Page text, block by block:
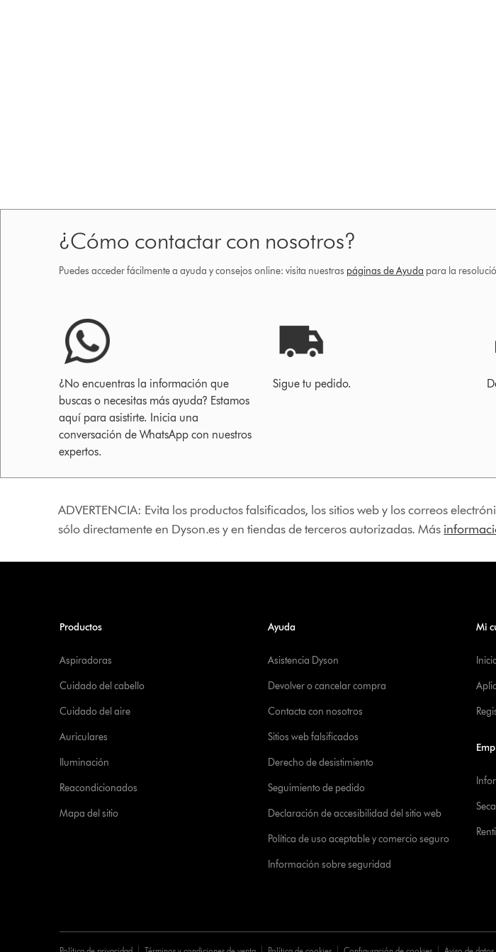
¿Cómo contactar con nosotros?
Puedes acceder fácilmente a ayuda y consejos online: visita nuestras páginas de Ayuda para la
¿No encuentras la información que
buscas o necesitas más ayuda? Estamos
aquí para asistirte. Inicia una
conversación de WhatsApp con nuestros
expertos.
Sigue tu pedido.
ADVERTENCIA: Evita los productos falsificados, los sitios web y los correos
sólo directamente en Dyson.es y en tiendas de terceros autorizadas. Más
Productos
Aspiradoras
Cuidado del cabello
Cuidado del aire
Auriculares
Iluminación
Reacondicionados
Mapa del sitio
Ayuda
Asistencia Dyson
Devolver o cancelar compra
Contacta con nosotros
Sitios web falsificados
Derecho de desistimiento
Seguimiento de pedido
Declaración de accesibilidad del sitio web
Política de uso aceptable y comercio seguro
Información sobre seguridad
Mi